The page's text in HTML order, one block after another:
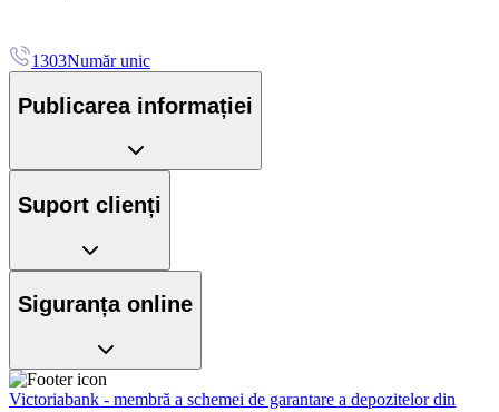
1303Număr unic
Publicarea informației
Suport clienți
Siguranța online
Victoriabank - membră a schemei de garantare a depozitelor din